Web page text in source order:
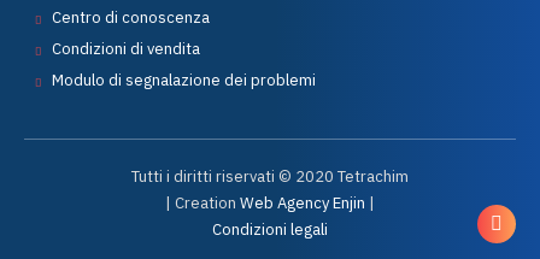
Centro di conoscenza
Condizioni di vendita
Modulo di segnalazione dei problemi
Tutti i diritti riservati © 2020 Tetrachim
| Creation Web Agency Enjin |
Condizioni legali